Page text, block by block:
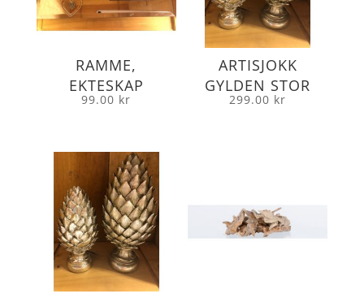
RAMME,
EKTESKAP
99.00 kr
ARTISJOKK
GYLDEN STOR
299.00 kr